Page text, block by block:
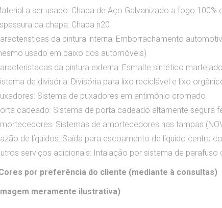
a ser usado: Chapa de Aço Galvanizado a fogo 100%
da chapa: Chapa n20
da pintura interna: Emborrachamento
usado em baixo dos automóveis)
da pintura externa: Esmalte sintético
de divisória: Divisória para lixo reciclável e lixo
Sistema de puxadores em antimônio cromado
cadeado: Sistema de porta cadeado altamente segura
Sistemas de amortecedores nas tampas
de líquidos: Saída para escoamento de líquido centra
serviços adicionais: Intalação por sistema de parafuso
por preferência do cliente (mediante à consultas)
meramente ilustrativa)